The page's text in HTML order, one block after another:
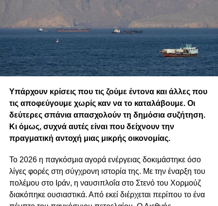
Υπάρχουν κρίσεις που τις ζούμε έντονα και άλλες που
τις αποφεύγουμε χωρίς καν να το καταλάβουμε. Οι
δεύτερες σπάνια απασχολούν τη δημόσια συζήτηση.
Κι όμως, συχνά αυτές είναι που δείχνουν την
πραγματική αντοχή μιας μικρής οικονομίας.
Το 2026 η παγκόσμια αγορά ενέργειας δοκιμάστηκε όσο
λίγες φορές στη σύγχρονη ιστορία της. Με την έναρξη του
πολέμου στο Ιράν, η ναυσιπλοΐα στο Στενό του Χορμούζ
διακόπηκε ουσιαστικά. Από εκεί διέρχεται περίπου το ένα